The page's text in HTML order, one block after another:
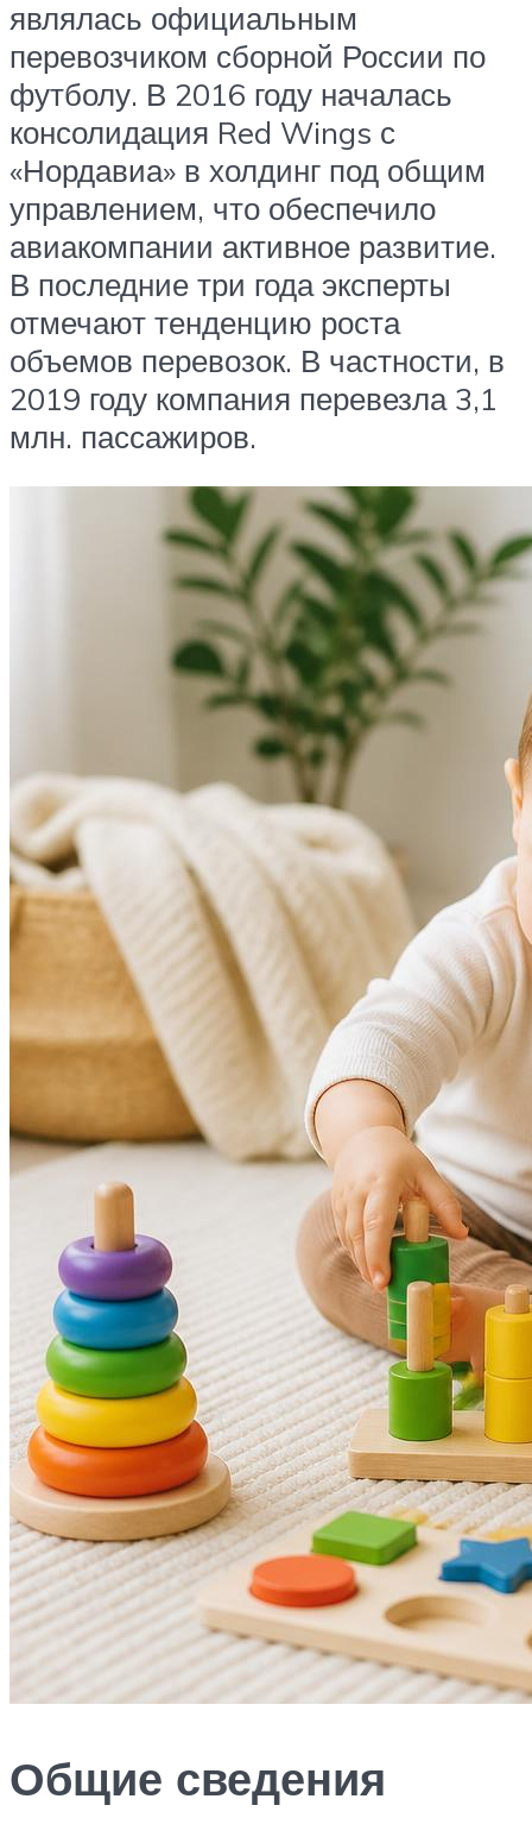
являлась официальным
перевозчиком сборной России по
футболу. В 2016 году началась
консолидация Red Wings с
«Нордавиа» в холдинг под общим
управлением, что обеспечило
авиакомпании активное развитие.
В последние три года эксперты
отмечают тенденцию роста
объемов перевозок. В частности, в
2019 году компания перевезла 3,1
млн. пассажиров.
Общие сведения